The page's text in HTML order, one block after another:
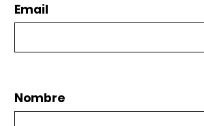
Email
Nombre